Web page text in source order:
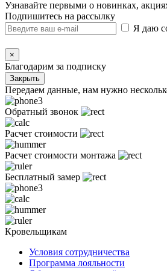
Узнавайте первыми о новинках,
Подпишитесь на рассылку
Я даю
×
Благодарим за подписку
Закрыть
Передаем данные, нам нужно
Обратный звонок
Расчет стоимости
Расчет стоимости монтажа
Бесплатный замер
Кровельщикам
Условия сотрудничества
Программа лояльности